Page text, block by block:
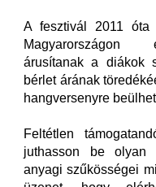
A fesztivál 2011 óta
Magyarországon
árusítanak a diákok
bérlet árának
hangversenyre
Feltétlen
juthasson be olyan
anyagi szűkösségei